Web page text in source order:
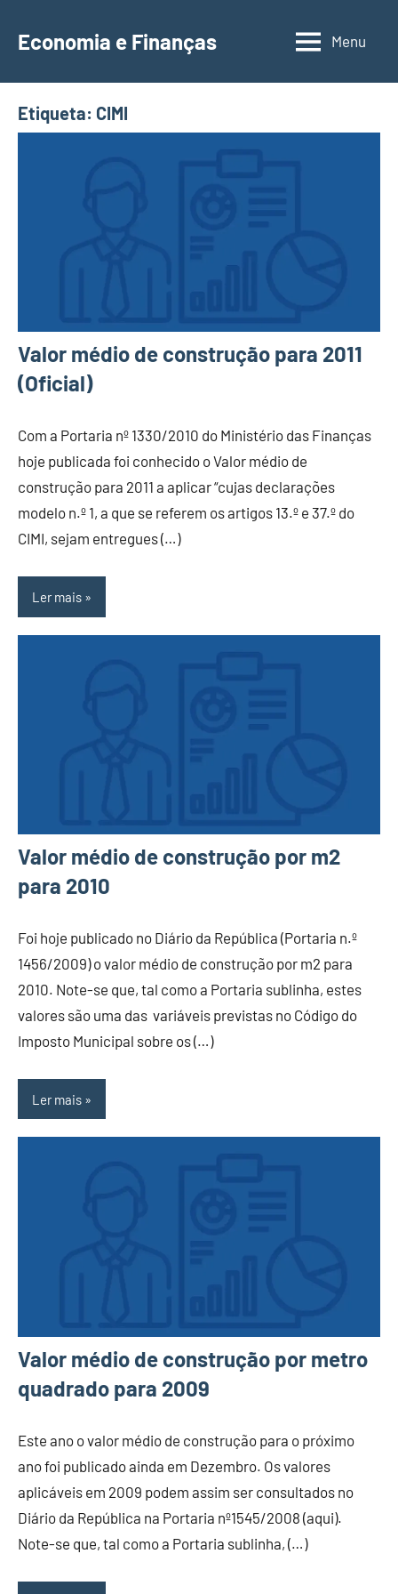
para
conteúdo
Economia e Finanças
Depósitos
IRS,
Finanças
Menu
Etiqueta: CIMI
Valor médio de construção para 2011
(Oficial)
Com a Portaria nº 1330/2010 do Ministério das Finanças
hoje publicada foi conhecido o Valor médio de
construção para 2011 a aplicar “cujas declarações
modelo n.º 1, a que se referem os artigos 13.º e 37.º do
CIMI, sejam entregues (…)
Ler mais
Valor médio de construção por m2
para 2010
Foi hoje publicado no Diário da República (Portaria n.º
1456/2009) o valor médio de construção por m2 para
2010. Note-se que, tal como a Portaria sublinha, estes
valores são uma das variáveis previstas no Código do
Imposto Municipal sobre os (…)
Ler mais
Valor médio de construção por metro
quadrado para 2009
Este ano o valor médio de construção para o próximo
ano foi publicado ainda em Dezembro. Os valores
aplicáveis em 2009 podem assim ser consultados no
Diário da República na Portaria nº1545/2008 (aqui).
Note-se que, tal como a Portaria sublinha, (…)